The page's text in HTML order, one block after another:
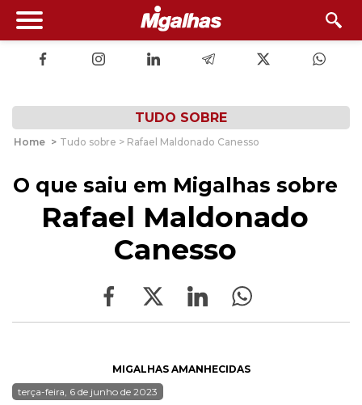
TUDO SOBRE
Home > Tudo sobre > Rafael Maldonado Canesso
O que saiu em Migalhas sobre
Rafael Maldonado
Canesso
MIGALHAS AMANHECIDAS
terça-feira, 6 de junho de 2023